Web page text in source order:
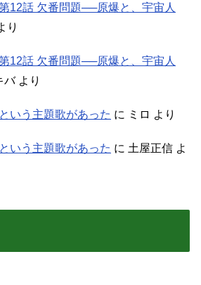
12話 欠番問題──原爆と、宇宙人
り
12話 欠番問題──原爆と、宇宙人
バより
いう主題歌があった に ミロ より
いう主題歌があった に 土屋正信 よ